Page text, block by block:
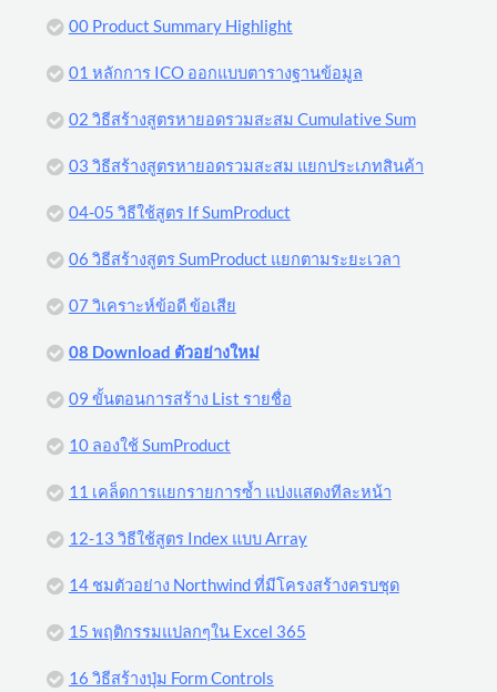
00 Product Summary Highlight
01 หลักการ ICO ออกแบบตารางฐานข้อมูล
02 วิธีสร้างสูตรหายอดรวมสะสม Cumulative Sum
03 วิธีสร้างสูตรหายอดรวมสะสม แยกประเภทสินค้า
04-05 วิธีใช้สูตร If SumProduct
06 วิธีสร้างสูตร SumProduct แยกตามระยะเวลา
07 วิเคราะห์ข้อดี ข้อเสีย
08 Download ตัวอย่างใหม่
09 ขั้นตอนการสร้าง List รายชื่อ
10 ลองใช้ SumProduct
11 เคล็ดการแยกรายการซ้ำ แบ่งแสดงทีละหน้า
12-13 วิธีใช้สูตร Index แบบ Array
14 ชมตัวอย่าง Northwind ที่มีโครงสร้างครบชุด
15 พฤติกรรมแปลกๆใน Excel 365
16 วิธีสร้างปุ่ม Form Controls